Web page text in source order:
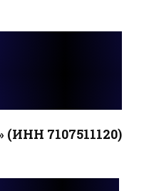
7107511120)